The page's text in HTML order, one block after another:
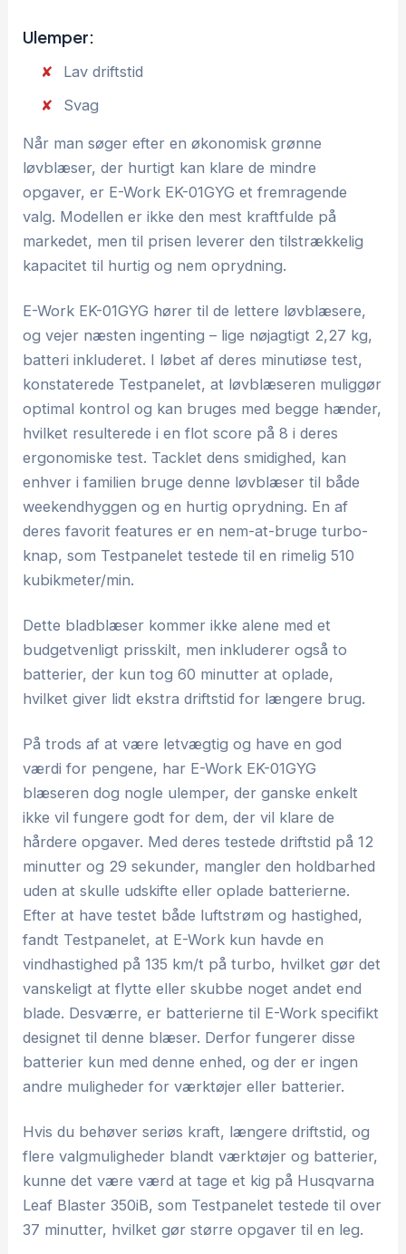
Ulemper:
Lav driftstid
Svag
Når man søger efter en økonomisk grønne
løvblæser, der hurtigt kan klare de mindre
opgaver, er E-Work EK-01GYG et fremragende
valg. Modellen er ikke den mest kraftfulde på
markedet, men til prisen leverer den tilstrækkelig
kapacitet til hurtig og nem oprydning.
E-Work EK-01GYG hører til de lettere løvblæsere,
og vejer næsten ingenting – lige nøjagtigt 2,27 kg,
batteri inkluderet. I løbet af deres minutiøse test,
konstaterede Testpanelet, at løvblæseren muliggør
optimal kontrol og kan bruges med begge hænder,
hvilket resulterede i en flot score på 8 i deres
ergonomiske test. Tacklet dens smidighed, kan
enhver i familien bruge denne løvblæser til både
weekendhyggen og en hurtig oprydning. En af
deres favorit features er en nem-at-bruge turbo-
knap, som Testpanelet testede til en rimelig 510
kubikmeter/min.
Dette bladblæser kommer ikke alene med et
budgetvenligt prisskilt, men inkluderer også to
batterier, der kun tog 60 minutter at oplade,
hvilket giver lidt ekstra driftstid for længere brug.
På trods af at være letvægtig og have en god
værdi for pengene, har E-Work EK-01GYG
blæseren dog nogle ulemper, der ganske enkelt
ikke vil fungere godt for dem, der vil klare de
hårdere opgaver. Med deres testede driftstid på 12
minutter og 29 sekunder, mangler den holdbarhed
uden at skulle udskifte eller oplade batterierne.
Efter at have testet både luftstrøm og hastighed,
fandt Testpanelet, at E-Work kun havde en
vindhastighed på 135 km/t på turbo, hvilket gør det
vanskeligt at flytte eller skubbe noget andet end
blade. Desværre, er batterierne til E-Work specifikt
designet til denne blæser. Derfor fungerer disse
batterier kun med denne enhed, og der er ingen
andre muligheder for værktøjer eller batterier.
Hvis du behøver seriøs kraft, længere driftstid, og
flere valgmuligheder blandt værktøjer og batterier,
kunne det være værd at tage et kig på Husqvarna
Leaf Blaster 350iB, som Testpanelet testede til over
37 minutter, hvilket gør større opgaver til en leg.